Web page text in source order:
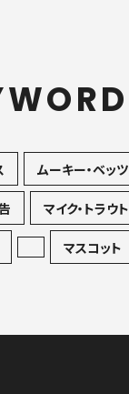
ムーキー・ベッツ
マイク・トラウト
マスコット